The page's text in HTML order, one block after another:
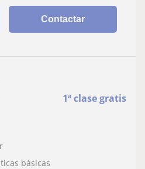
Contactar
1ª clase gratis
básicas